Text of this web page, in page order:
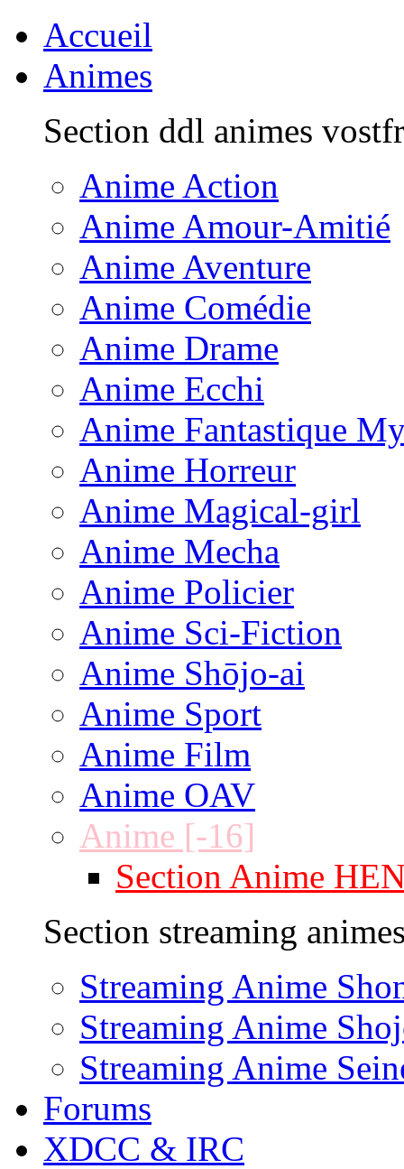
Accueil
Animes
Section ddl animes vostfr
Anime Action
Anime Amour-Amitié
Anime Aventure
Anime Comédie
Anime Drame
Anime Ecchi
Anime Fantastique
Anime Horreur
Anime Magical-girl
Anime Mecha
Anime Policier
Anime Sci-Fiction
Anime Shōjo-ai
Anime Sport
Anime Film
Anime OAV
Anime [-16]
Section Anime
Section streaming
Streaming Anime
Streaming Anime
Streaming Anime
Forums
XDCC & IRC